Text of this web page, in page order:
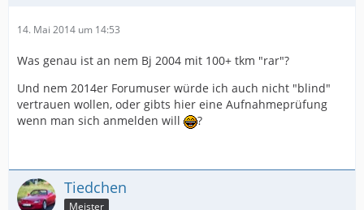
14. Mai 2014 um 14:53
Was genau ist an nem Bj 2004 mit 100+ tkm "rar"?
Und nem 2014er Forumuser würde ich auch nicht "blind"
vertrauen wollen, oder gibts hier eine Aufnahmeprüfung
wenn man sich anmelden will
?
Tiedchen
Meister